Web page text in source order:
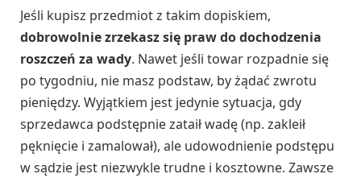
Jeśli kupisz przedmiot z takim dopiskiem,
dobrowolnie zrzekasz się praw do dochodzenia
roszczeń za wady. Nawet jeśli towar rozpadnie się
po tygodniu, nie masz podstaw, by żądać zwrotu
pieniędzy. Wyjątkiem jest jedynie sytuacja, gdy
sprzedawca podstępnie zataił wadę (np. zakleił
pęknięcie i zamalował), ale udowodnienie podstępu
w sądzie jest niezwykle trudne i kosztowne. Zawsze